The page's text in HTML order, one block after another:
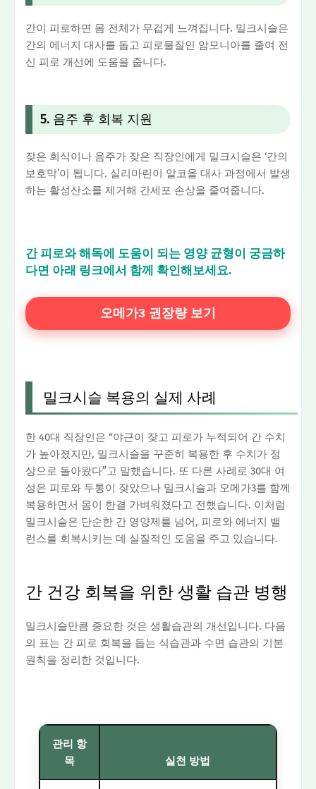
간이 피로하면 몸 전체가 무겁게 느껴집니다. 밀크시슬은
간의 에너지 대사를 돕고 피로물질인 암모니아를 줄여 전
신 피로 개선에 도움을 줍니다.
5. 음주 후 회복 지원
잦은 회식이나 음주가 잦은 직장인에게 밀크시슬은 ‘간의
보호막’이 됩니다. 실리마린이 알코올 대사 과정에서 발생
하는 활성산소를 제거해 간세포 손상을 줄여줍니다.
간 피로와 해독에 도움이 되는 영양 균형이 궁금하
다면 아래 링크에서 함께 확인해보세요.
오메가3 권장량 보기
밀크시슬 복용의 실제 사례
한 40대 직장인은 “야근이 잦고 피로가 누적되어 간 수치
가 높아졌지만, 밀크시슬을 꾸준히 복용한 후 수치가 정
상으로 돌아왔다”고 말했습니다. 또 다른 사례로 30대 여
성은 피로와 두통이 잦았으나 밀크시슬과 오메가3를 함께
복용하면서 몸이 한결 가벼워졌다고 전했습니다. 이처럼
밀크시슬은 단순한 간 영양제를 넘어, 피로와 에너지 밸
런스를 회복시키는 데 실질적인 도움을 주고 있습니다.
간 건강 회복을 위한 생활 습관 병행
밀크시슬만큼 중요한 것은 생활습관의 개선입니다. 다음
의 표는 간 피로 회복을 돕는 식습관과 수면 습관의 기본
원칙을 정리한 것입니다.
관리 항
목
실천 방법